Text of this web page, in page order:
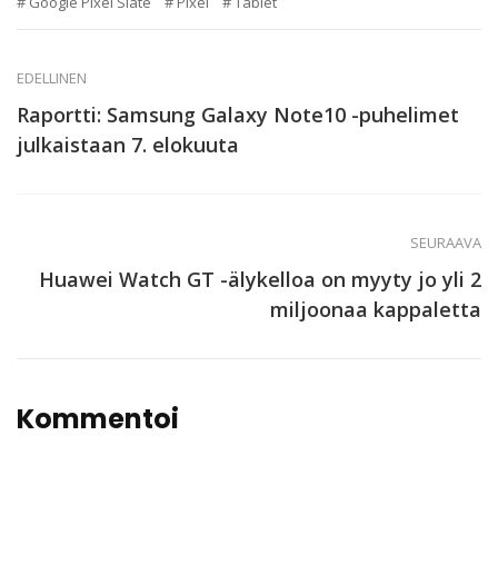
EDELLINEN
Raportti: Samsung Galaxy Note10 -puhelimet
julkaistaan 7. elokuuta
SEURAAVA
Huawei Watch GT -älykelloa on myyty jo yli 2
miljoonaa kappaletta
Kommentoi